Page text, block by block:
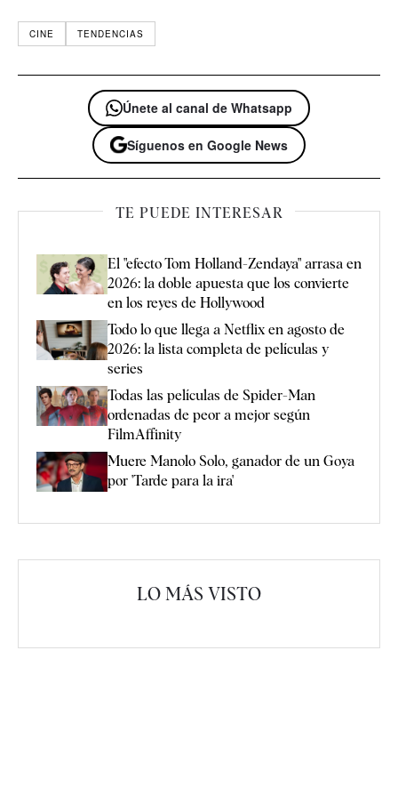
CINE TENDENCIAS
Únete al canal de Whatsapp
Síguenos en Google News
TE PUEDE INTERESAR
El "efecto Tom Holland-Zendaya" arrasa en
2026: la doble apuesta que los convierte
en los reyes de Hollywood
Todo lo que llega a Netflix en agosto de
2026: la lista completa de películas y
series
Todas las películas de Spider-Man
ordenadas de peor a mejor según
FilmAffinity
Muere Manolo Solo, ganador de un Goya
por 'Tarde para la ira'
LO MÁS VISTO